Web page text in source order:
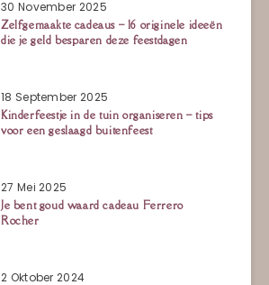
30 November 2025
Zelfgemaakte cadeaus – 16 originele ideeën
die je geld besparen deze feestdagen
18 September 2025
Kinderfeestje in de tuin organiseren – tips
voor een geslaagd buitenfeest
27 Mei 2025
Je bent goud waard cadeau Ferrero
Rocher
2 Oktober 2024